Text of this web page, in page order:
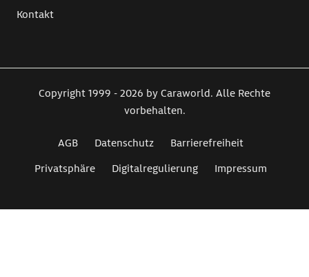
Kontakt
Copyright 1999 - 2026 by Caraworld. Alle Rechte
vorbehalten.
AGB Datenschutz
Barrierefreiheit
Privatsphäre
Digitalregulierung Impressum